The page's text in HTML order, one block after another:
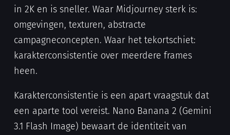
in 2K en is sneller. Waar Midjourney sterk is:
omgevingen, texturen, abstracte
campagneconcepten. Waar het tekortschiet:
karakterconsistentie over meerdere frames
heen.
Karakterconsistentie is een apart vraagstuk dat
een aparte tool vereist. Nano Banana 2 (Gemini
3.1 Flash Image) bewaart de identiteit van